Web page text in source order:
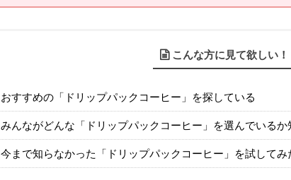
こんな方に見て欲しい！
おすすめの「ドリップパックコーヒー」を探している
みんながどんな「ドリップパックコーヒー」を選んでいるか
今まで知らなかった「ドリップパックコーヒー」を試してみ